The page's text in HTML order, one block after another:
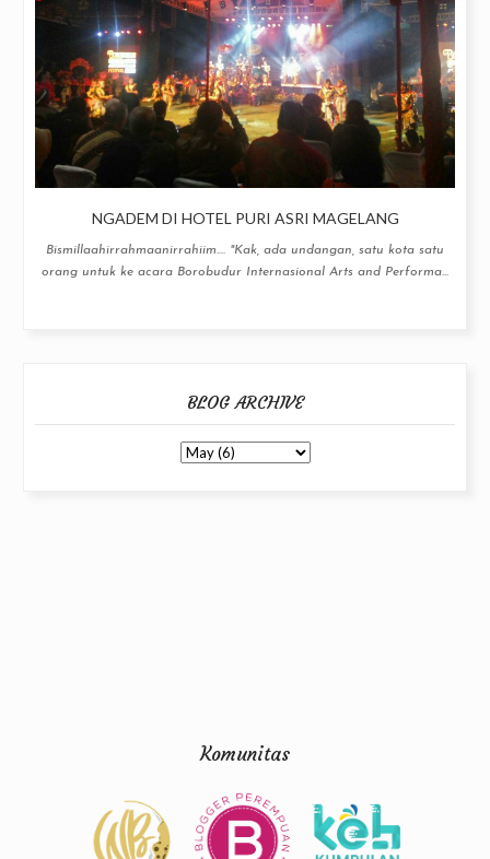
NGADEM DI HOTEL PURI ASRI MAGELANG
Bismillaahirrahmaanirrahiim.... "Kak, ada undangan, satu kota satu
orang untuk ke acara Borobudur Internasional Arts and Performa...
BLOG ARCHIVE
Komunitas